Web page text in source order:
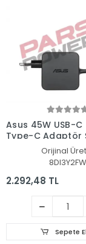
Asus 45W USB-C
Type-C Adaptör
Aleti-Cihazı
Orijinal
8DI3Y2FW
2.292,48 TL
Sepete